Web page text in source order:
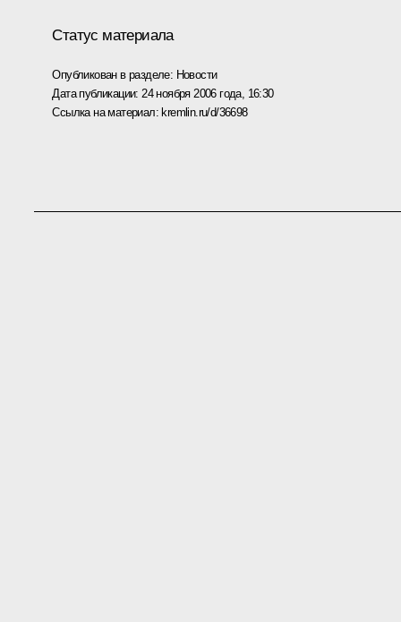
Статус материала
Опубликован в разделе: Новости
Дата публикации: 24 ноября 2006 года, 16:30
Ссылка на материал:kremlin.ru/d/36698